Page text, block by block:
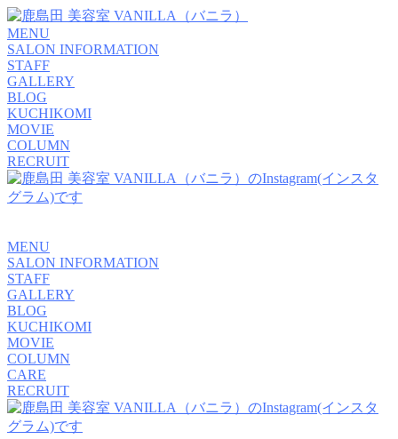
MENU
SALON INFORMATION
STAFF
GALLERY
BLOG
KUCHIKOMI
MOVIE
COLUMN
RECRUIT
MENU
SALON INFORMATION
STAFF
GALLERY
BLOG
KUCHIKOMI
MOVIE
COLUMN
CARE
RECRUIT